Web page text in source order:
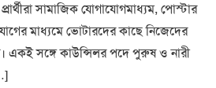
সামাজিক যোগাযোগমাধ্যম, পোস্টার
মাধ্যমে ভোটারদের কাছে নিজেদের
একই সঙ্গে কাউন্সিলর পদে পুরুষ ও নারী